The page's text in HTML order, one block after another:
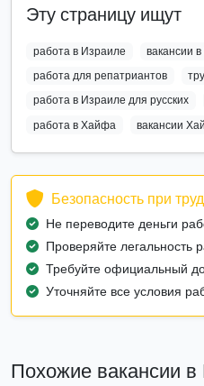
Эту страницу ищут
работа в Израиле
вакансии
работа для репатриантов
работа в Израиле для русских
работа в Хайфа
вакансии
Безопасность при
Не переводите деньги
Проверяйте легальность
Требуйте официальный
Уточняйте все условия
Похожие вакансии